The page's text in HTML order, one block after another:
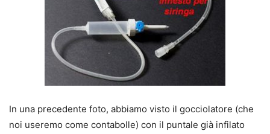
In una precedente foto, abbiamo visto il gocciolatore (che
noi useremo come contabolle) con il puntale già infilato